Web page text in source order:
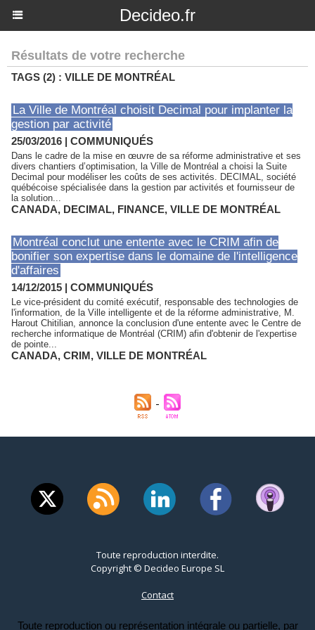
Decideo.fr
Résultats de votre recherche
TAGS (2) : VILLE DE MONTRÉAL
La Ville de Montréal choisit Decimal pour implanter la
gestion par activité
25/03/2016 | COMMUNIQUÉS
Dans le cadre de la mise en œuvre de sa réforme administrative et ses
divers chantiers d’optimisation, la Ville de Montréal a choisi la Suite
Decimal pour modéliser les coûts de ses activités. DECIMAL, société
québécoise spécialisée dans la gestion par activités et fournisseur de
la solution...
CANADA, DECIMAL, FINANCE, VILLE DE MONTRÉAL
Montréal conclut une entente avec le CRIM afin de
bonifier son expertise dans le domaine de l'intelligence
d'affaires
14/12/2015 | COMMUNIQUÉS
Le vice-président du comité exécutif, responsable des technologies de
l'information, de la Ville intelligente et de la réforme administrative, M.
Harout Chitilian, annonce la conclusion d'une entente avec le Centre de
recherche informatique de Montréal (CRIM) afin d'obtenir de l'expertise
de pointe...
CANADA, CRIM, VILLE DE MONTRÉAL
Toute reproduction interdite.
Copyright © Decideo Europe SL
Contact
Toute reproduction ou représentation intégrale ou partielle, par